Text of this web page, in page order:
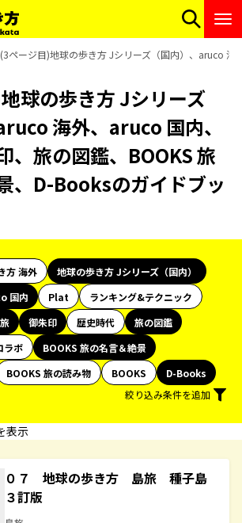
(3ページ目)地球の歩き方 Jシリーズ（国内）、aruco
球の歩き方 Jシリーズ
海外、aruco 国内、
、旅の図鑑、BOOKS 旅
、D-Booksのガイドブッ
方 海外
地球の歩き方 Jシリーズ（国内）
国内 Plat
ランキング&テクニック
御朱印 歴史時代
旅の図鑑
ラボ
BOOKS 旅の名言＆絶景
BOOKS 旅の読み物 BOOKS
D-Books
絞り込み条件を追加
表示
０７ 地球の歩き方 島旅 種子島
３訂版